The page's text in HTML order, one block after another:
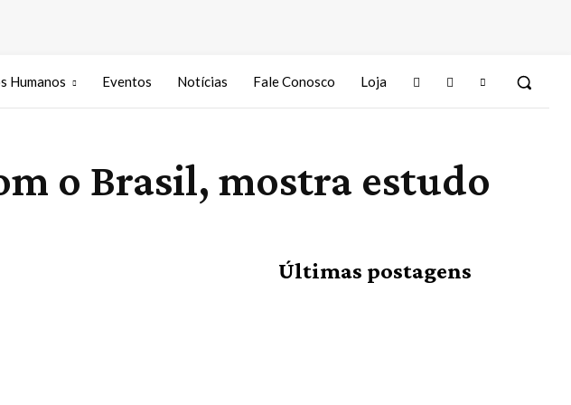
Humanos Eventos Notícias Fale Conosco Loja
o Brasil, mostra estudo
Últimas postagens